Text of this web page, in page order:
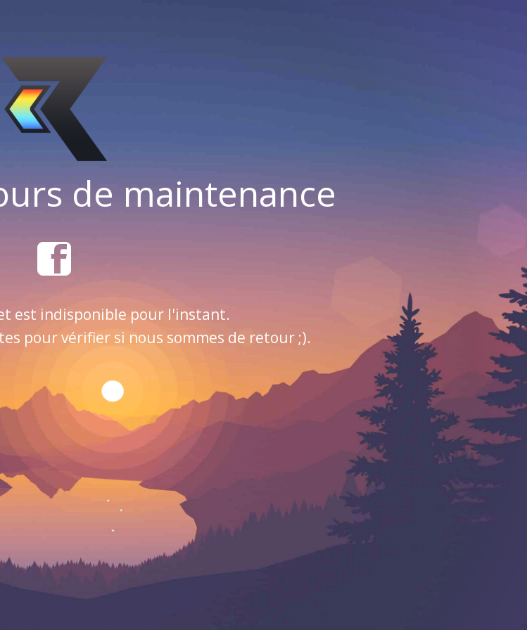
de maintenance
est indisponible pour l'instant.
pour vérifier si nous sommes de retour ;).